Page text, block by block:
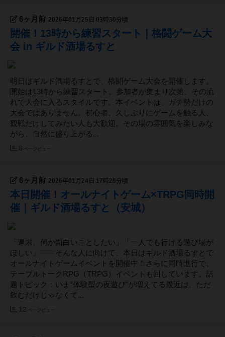
6ヶ月前 2026年01月25日 03時30分頃
開催！13時から練習スタート｜格闘ゲーム大
会 in ギルド酒場るすと
明日はギルド酒場るすとで、格闘ゲーム大会を開催します。
開始は13時から練習スタート。参加者が集まり次第、その流
れで大会に入るスタイルです。本イベントは、ガチ勢だけの
大会ではありません。初心者、久しぶりにゲームを触る人、
観戦だけしてみたい人も大歓迎。その場の雰囲気を楽しみな
がら、自然に盛り上がる...
6ヶ月前 2026年01月24日 17時28分頃
本日開催！オールナイトゲーム×TRPG同時開
催｜ギルド酒場るすと（安城）
「週末、何か面白いことしたい」「一人でも行ける遊び場が
ほしい」——そんな人に向けて、本日はギルド酒場るすとで
オールナイトゲームイベントを開催中！さらに同時進行で、
テーブルトークRPG（TRPG）イベントも回しています。話
題トピック：いま“体験型の夜遊び”が増えてる最近は、ただ
飲むだけじゃなくて...